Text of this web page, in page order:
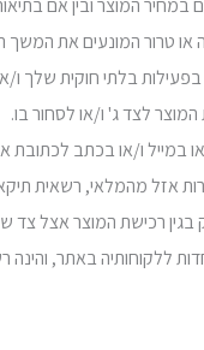
אזל מהמלאי, רשאית
רכישת המוצר אצל צד